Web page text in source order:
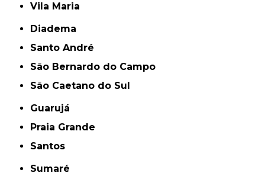
Vila Maria
Diadema
Santo André
São Bernardo do Campo
São Caetano do Sul
Guarujá
Praia Grande
Santos
Sumaré